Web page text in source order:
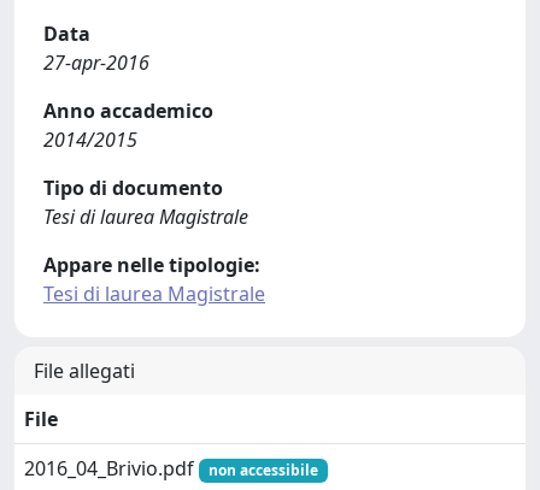
Data
27-apr-2016
Anno accademico
2014/2015
Tipo di documento
Tesi di laurea Magistrale
Appare nelle tipologie:
Tesi di laurea Magistrale
File allegati
File
2016_04_Brivio.pdf
non accessibile